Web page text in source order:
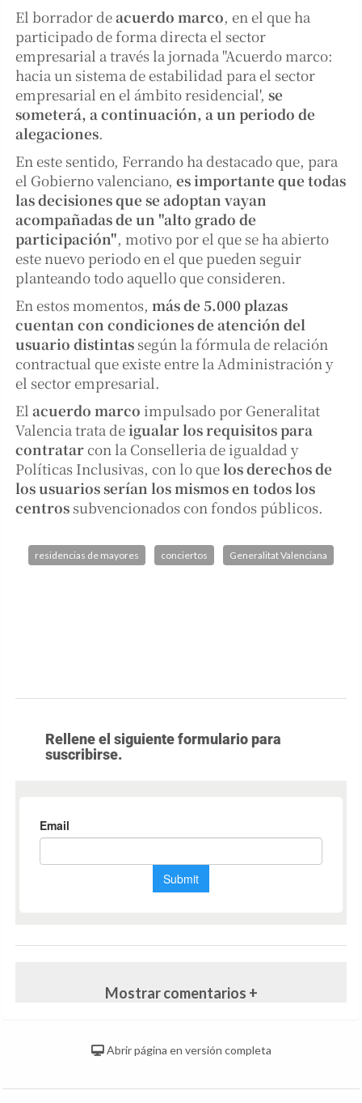
El borrador deacuerdo marco, en el que ha
participado de forma directa el sector
empresarial a través la jornada "Acuerdo marco:
hacia un sistema de estabilidad para el sector
empresarial en el ámbito residencial', se
someterá, a continuación, a un periodo de
alegaciones.
En este sentido, Ferrando ha destacado que, para
el Gobierno valenciano, es importante que todas
las decisiones que se adoptan vayan
acompañadas de un "alto grado de
participación", motivo por el que se ha abierto
este nuevo periodo en el que pueden seguir
planteando todo aquello que consideren.
En estos momentos, más de 5.000 plazas
cuentan con condiciones de atención del
usuario distintas según la fórmula de relación
contractual que existe entre la Administración y
el sector empresarial.
El acuerdo marco impulsado por Generalitat
Valencia trata deigualar los requisitos para
contratarcon la Conselleria de igualdad y
Políticas Inclusivas, con lo quelos derechos de
los usuarios serían los mismos en todos los
centros subvencionados con fondos públicos.
residencias de mayores conciertos Generalitat Valenciana
Rellene el siguiente formulario para
suscribirse.
Mostrar comentarios +
Abrir página en versión completa